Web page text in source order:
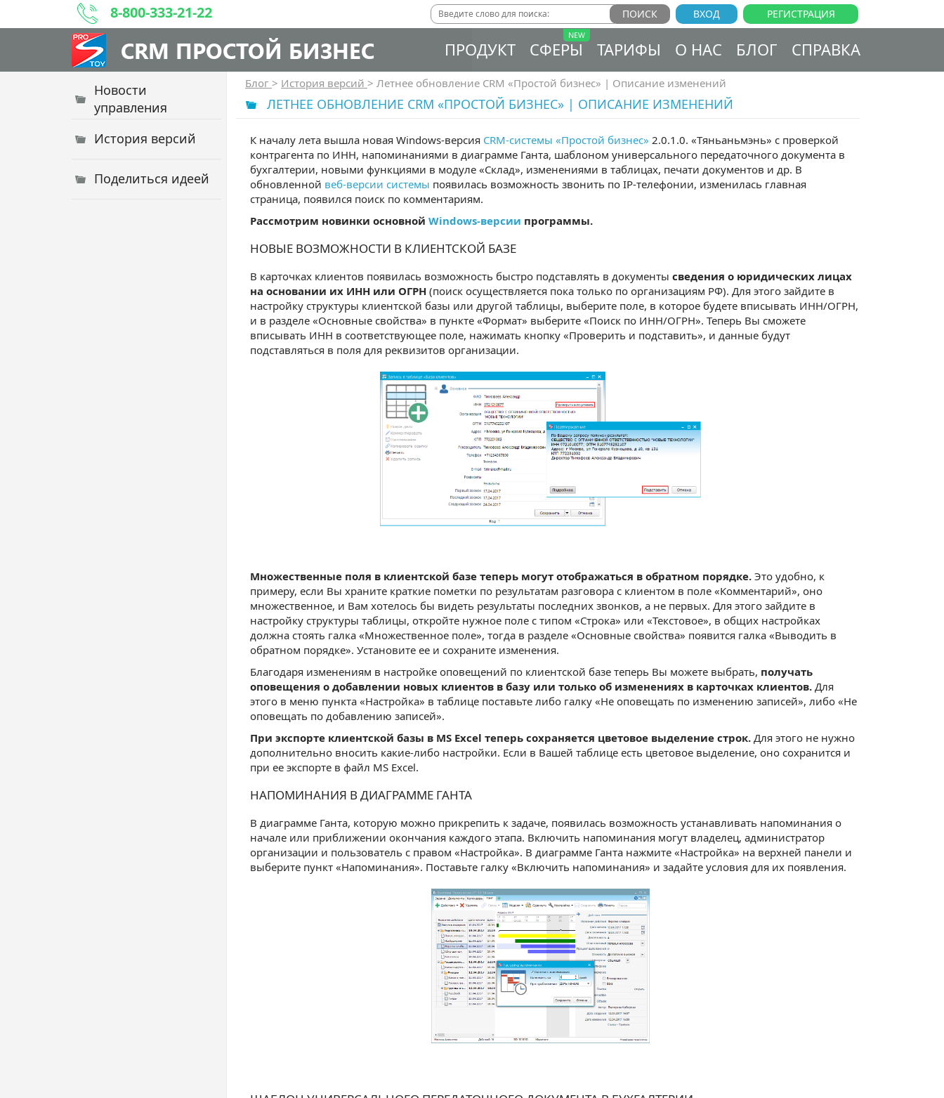
8-800-333-21-22 РЕГИСТРАЦИЯ
ВХОД
CRM ПРОСТОЙ БИЗНЕС ПРОДУКТ СФЕРЫ ТАРИФЫ О НАС БЛОГ СПРАВКА
Новости
управления
История версий
Поделиться идеей
Блог > История версий > Летнее обновление CRM «Простой бизнес» | Описание изменений
ЛЕТНЕЕ ОБНОВЛЕНИЕ CRM «ПРОСТОЙ БИЗНЕС» | ОПИСАНИЕ ИЗМЕНЕНИЙ
К началу лета вышла новая Windows-версия CRM-системы «Простой бизнес» 2.0.1.0. «Тяньаньмэнь» с проверкой
контрагента по ИНН, напоминаниями в диаграмме Ганта, шаблоном универсального передаточного документа в
бухгалтерии, новыми функциями в модуле «Склад», изменениями в таблицах, печати документов и др. В
обновленной веб-версии системы появилась возможность звонить по IP-телефонии, изменилась главная
страница, появился поиск по комментариям.
Рассмотрим новинки основной Windows-версии программы.
НОВЫЕ ВОЗМОЖНОСТИ В КЛИЕНТСКОЙ БАЗЕ
В карточках клиентов появилась возможность быстро подставлять в документы сведения о юридических лицах
на основании их ИНН или ОГРН (поиск осуществляется пока только по организациям РФ). Для этого зайдите в
настройку структуры клиентской базы или другой таблицы, выберите поле, в которое будете вписывать ИНН/ОГРН,
и в разделе «Основные свойства» в пункте «Формат» выберите «Поиск по ИНН/ОГРН». Теперь Вы сможете
вписывать ИНН в соответствующее поле, нажимать кнопку «Проверить и подставить», и данные будут
подставляться в поля для реквизитов организации.
Множественные поля в клиентской базе теперь могут отображаться в обратном порядке. Это удобно, к
примеру, если Вы храните краткие пометки по результатам разговора с клиентом в поле «Комментарий», оно
множественное, и Вам хотелось бы видеть результаты последних звонков, а не первых. Для этого зайдите в
настройку структуры таблицы, откройте нужное поле с типом «Строка» или «Текстовое», в общих настройках
должна стоять галка «Множественное поле», тогда в разделе «Основные свойства» появится галка «Выводить в
обратном порядке». Установите ее и сохраните изменения.
Благодаря изменениям в настройке оповещений по клиентской базе теперь Вы можете выбрать, получать
оповещения о добавлении новых клиентов в базу или только об изменениях в карточках клиентов. Для
этого в меню пункта «Настройка» в таблице поставьте либо галку «Не оповещать по изменению записей», либо «Не
оповещать по добавлению записей».
При экспорте клиентской базы в MS Excel теперь сохраняется цветовое выделение строк. Для этого не нужно
дополнительно вносить какие-либо настройки. Если в Вашей таблице есть цветовое выделение, оно сохранится и
при ее экспорте в файл MS Excel.
НАПОМИНАНИЯ В ДИАГРАММЕ ГАНТА
В диаграмме Ганта, которую можно прикрепить к задаче, появилась возможность устанавливать напоминания о
начале или приближении окончания каждого этапа. Включить напоминания могут владелец, администратор
организации и пользователь с правом «Настройка». В диаграмме Ганта нажмите «Настройка» на верхней панели и
выберите пункт «Напоминания». Поставьте галку «Включить напоминания» и задайте условия для их появления.